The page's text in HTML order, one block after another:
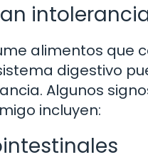
alimentos que
digestivo
Algunos
incluyen: